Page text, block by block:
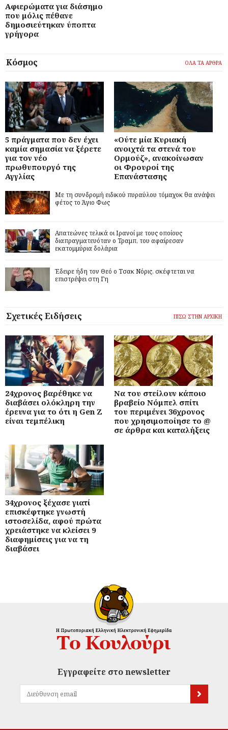
Αφιερώματα για διάσημο
που μόλις πέθανε
δημοσιεύτηκαν ύποπτα
γρήγορα
Κόσμος ΟΛΑ ΤΑ ΑΡΘΡΑ
5 πράγματα που δεν έχει
καμία σημασία να ξέρετε
για τον νέο
πρωθυπουργό της
Αγγλίας
«Ούτε μία Κυριακή
ανοιχτά τα στενά του
Ορμούζ», ανακοίνωσαν
οι Φρουροί της
Επανάστασης
Με τη συνδρομή ειδικού πυραύλου τόμαχοκ θα ανάψει
φέτος το Άγιο Φως
Απατεώνες τελικά οι Ιρανοί με τους οποίους
διαπραγματευόταν ο Τραμπ, του αφαίρεσαν
εκατομμύρια δολάρια
Έδειρε ήδη τον Θεό ο Τσακ Νόρις, σκέφτεται να
επιστρέψει στη Γη
Σχετικές Ειδήσεις ΠΙΣΩ ΣΤΗΝ ΑΡΧΙΚΗ
24χρονος βαρέθηκε να
διαβάσει ολόκληρη την
έρευνα για το ότι η Gen Z
είναι τεμπέλικη
Να του στείλουν κάποιο
βραβείο Νόμπελ σπίτι
του περιμένει 36χρονος
που χρησιμοποίησε το @
σε άρθρα και καταλήξεις
34χρονος ξέχασε γιατί
επισκέφτηκε γνωστή
ιστοσελίδα, αφού πρώτα
χρειάστηκε να κλείσει 9
διαφημίσεις για να τη
διαβάσει
Εγγραφείτε στο newsletter